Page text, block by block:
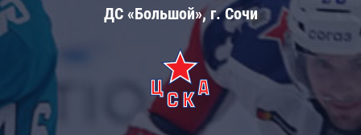
ДС «Большой», г. Сочи